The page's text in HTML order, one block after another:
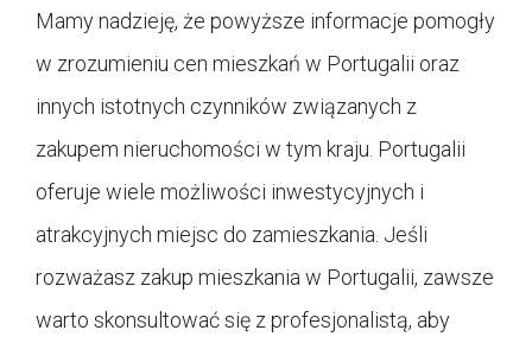
Mamy nadzieję, że powyższe informacje pomogły
w zrozumieniu cen mieszkań w Portugalii oraz
innych istotnych czynników związanych z
zakupem nieruchomości w tym kraju. Portugalii
oferuje wiele możliwości inwestycyjnych i
atrakcyjnych miejsc do zamieszkania. Jeśli
rozważasz zakup mieszkania w Portugalii, zawsze
warto skonsultować się z profesjonalistą, aby